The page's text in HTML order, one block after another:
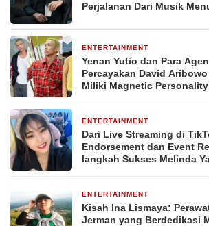
Perjalanan Dari Musik
ENTERTAINMENT
Yenan Yutio dan Para
Percayakan David
Miliki Magnetic
ENTERTAINMENT
Dari Live Streaming di
Endorsement dan Event
langkah Sukses Melinda
ENTERTAINMENT
Kisah Ina Lismaya:
Jerman yang Berdedikasi